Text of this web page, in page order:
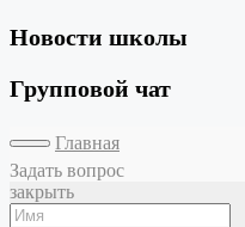
Новости школы
Групповой чат
Главная
Задать вопрос
закрыть